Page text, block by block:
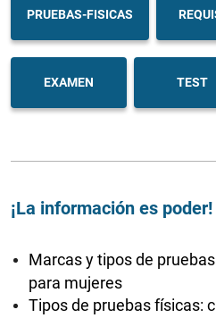
PRUEBAS-FISICAS
EXAMEN TEST
¡La información es
Marcas y tipos de
para mujeres
Tipos de pruebas físicas: